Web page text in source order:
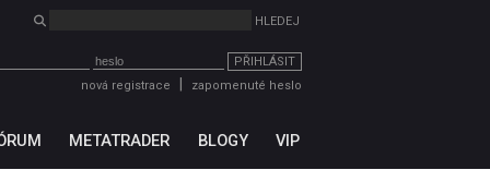
PŘIHLÁSIT
nová registrace
zapomenuté heslo
METATRADER BLOGY VIP